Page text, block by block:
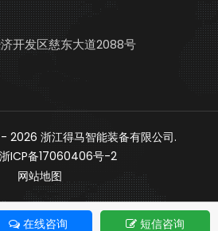
开发区慈东大道2088号
2026 浙江得马智能装备有限公司.
浙ICP备17060406号-2
网站地图
在线咨询 短信咨询